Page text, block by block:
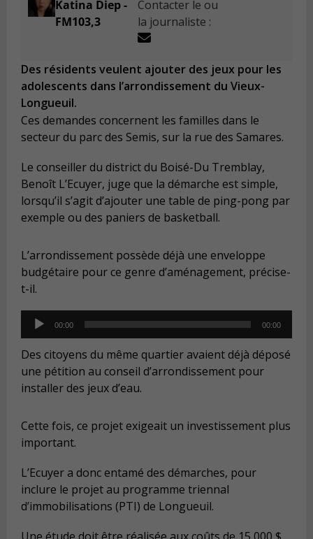
Katina Diep -
FM103,3
Contacter le ou
la journaliste :
Des résidents veulent ajouter des jeux pour les
adolescents dans l’arrondissement du Vieux-
Longueuil.
Ces demandes concernent les familles dans le
secteur du parc des Semis, sur la rue des Samares.
Le conseiller du district du Boisé-Du Tremblay,
Benoît L’Ecuyer, juge que la démarche est simple,
lorsqu’il s’agit d’ajouter une table de ping-pong par
exemple ou des paniers de basketball.
L’arrondissement possède déjà une enveloppe
budgétaire pour ce genre d’aménagement, précise-
t-il.
Audio
Player
00:00 00:00
Des citoyens du même quartier avaient déjà déposé
une pétition au conseil d’arrondissement pour
installer des jeux d’eau.
Cette fois, ce projet exigeait un investissement plus
important.
L’Ecuyer a donc entamé des démarches, pour
inclure le projet au programme triennal
d’immobilisations (PTI) de Longueuil.